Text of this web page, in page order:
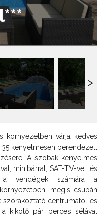
környezetben várja kedves
kényelmesen berendezett
A szobák kényelmes
minibárral, SAT-TV-vel, és
a vendégek számára a
mégis csupán
centrumától és
kikötő pár perces sétával